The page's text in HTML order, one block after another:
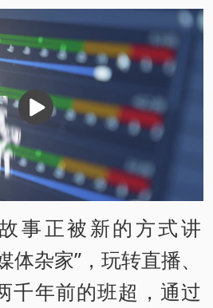
播
放
事正被新的方式讲
体杂家”，玩转直播、
千年前的班超，通过